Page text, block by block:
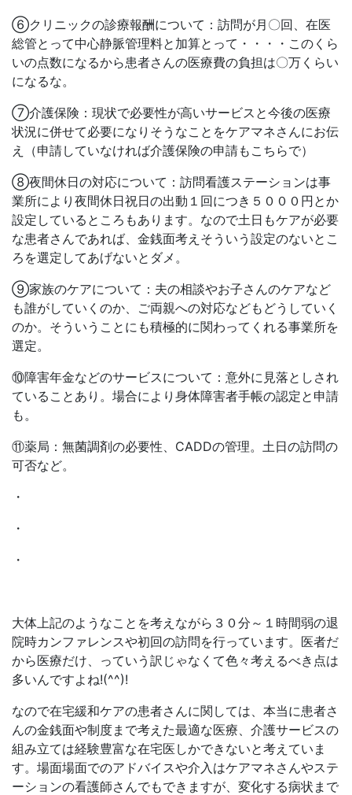
⑥クリニックの診療報酬について：訪問が月〇回、在医
総管とって中心静脈管理料と加算とって・・・・このくら
いの点数になるから患者さんの医療費の負担は〇万くらい
になるな。
⑦介護保険：現状で必要性が高いサービスと今後の医療
状況に併せて必要になりそうなことをケアマネさんにお伝
え（申請していなければ介護保険の申請もこちらで）
⑧夜間休日の対応について：訪問看護ステーションは事
業所により夜間休日祝日の出動１回につき５０００円とか
設定しているところもあります。なので土日もケアが必要
な患者さんであれば、金銭面考えそういう設定のないとこ
ろを選定してあげないとダメ。
⑨家族のケアについて：夫の相談やお子さんのケアなど
も誰がしていくのか、ご両親への対応などもどうしていく
のか。そういうことにも積極的に関わってくれる事業所を
選定。
⑩障害年金などのサービスについて：意外に見落としされ
ていることあり。場合により身体障害者手帳の認定と申請
も。
⑪薬局：無菌調剤の必要性、CADDの管理。土日の訪問の
可否など。
・
・
・
大体上記のようなことを考えながら３０分～１時間弱の退
院時カンファレンスや初回の訪問を行っています。医者だ
から医療だけ、っていう訳じゃなくて色々考えるべき点は
多いんですよね!(^^)!
なので在宅緩和ケアの患者さんに関しては、本当に患者さ
んの金銭面や制度まで考えた最適な医療、介護サービスの
組み立ては経験豊富な在宅医しかできないと考えていま
す。場面場面でのアドバイスや介入はケアマネさんやステ
ーションの看護師さんでもできますが、変化する病状まで